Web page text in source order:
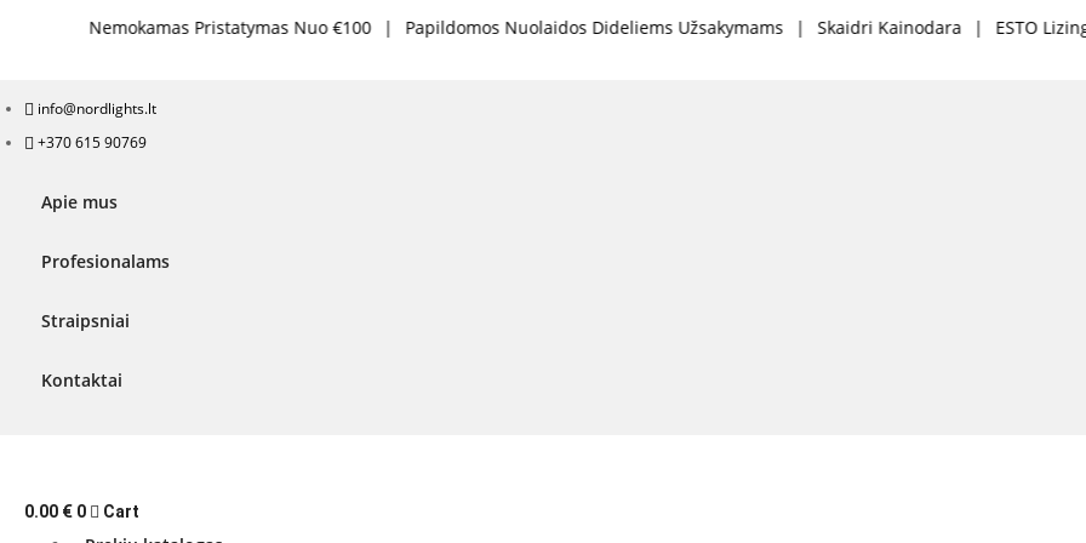
Pristatymas Nuo €100 | Papildomos Nuolaidos Dideliems Užsakymams | Skaidri Kainodara | ESTO Lizingas Mokėk
info@nordlights.lt
+370 615 90769
Apie mus
Profesionalams
Straipsniai
Kontaktai
0.00 € 0 Cart